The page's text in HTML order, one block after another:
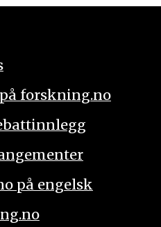
forskning.no
på engelsk